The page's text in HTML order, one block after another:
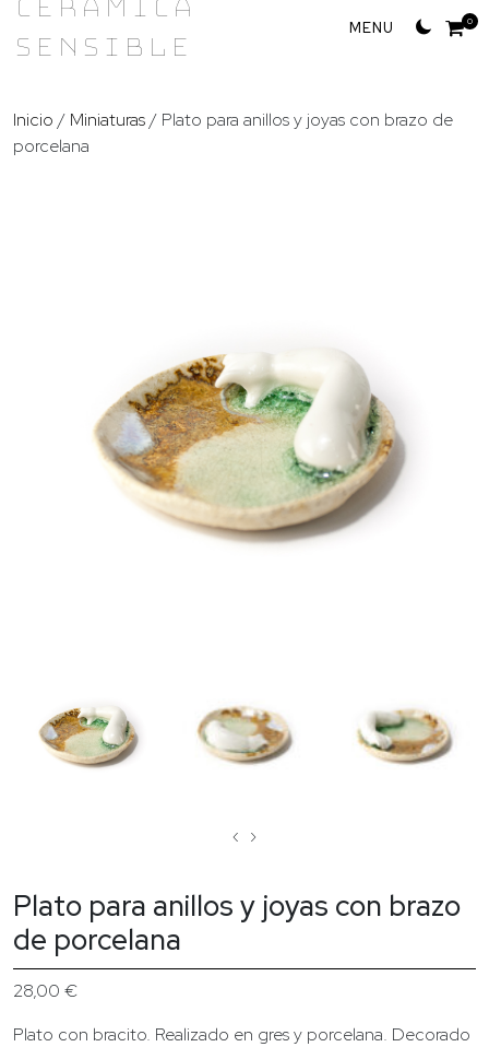
Skip
Sensible
0
Inicio / Miniaturas/ Plato para anillos y joyas con brazo de
porcelana
‹ ›
Plato para anillos y joyas con brazo
de porcelana
28,00 €
Plato con bracito. Realizado en gres y porcelana. Decorado